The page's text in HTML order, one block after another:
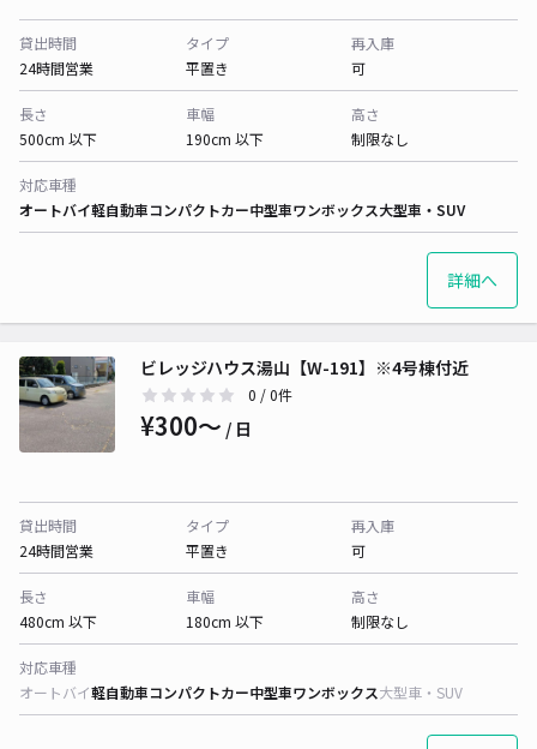
貸出時間
24時間営業
タイプ
平置き
再入庫
可
長さ
500cm 以下
車幅
190cm 以下
高さ
制限なし
対応車種
オートバイ軽自動車コンパクトカー中型車ワンボックス大型車・SUV
詳細へ
ビレッジハウス湯山【W-191】※4号棟付近
0 / 0件
¥300〜 / 日
貸出時間
24時間営業
タイプ
平置き
再入庫
可
長さ
480cm 以下
車幅
180cm 以下
高さ
制限なし
対応車種
オートバイ軽自動車コンパクトカー中型車ワンボックス大型車・SUV